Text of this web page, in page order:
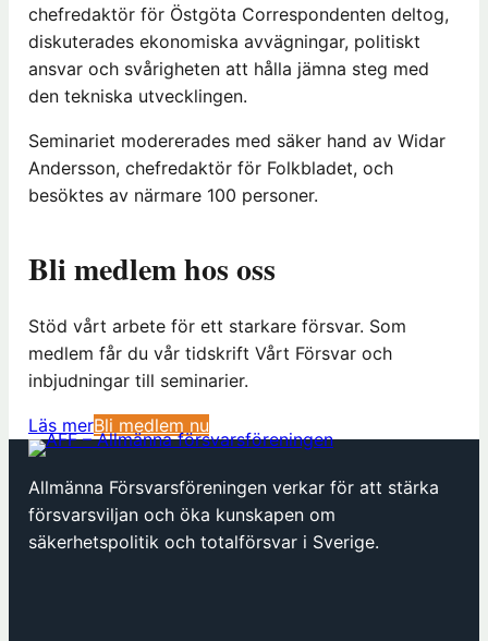
chefredaktör för Östgöta Correspondenten deltog,
diskuterades ekonomiska avvägningar, politiskt
ansvar och svårigheten att hålla jämna steg med
den tekniska utvecklingen.
Seminariet modererades med säker hand av Widar
Andersson, chefredaktör för Folkbladet, och
besöktes av närmare 100 personer.
Bli medlem hos oss
Stöd vårt arbete för ett starkare försvar. Som
medlem får du vår tidskrift Vårt Försvar och
inbjudningar till seminarier.
Läs merBli medlem nu(
ö
p
Allmänna Försvarsföreningen verkar för att stärka
försvarsviljan och öka kunskapen om
säkerhetspolitik och totalförsvar i Sverige.